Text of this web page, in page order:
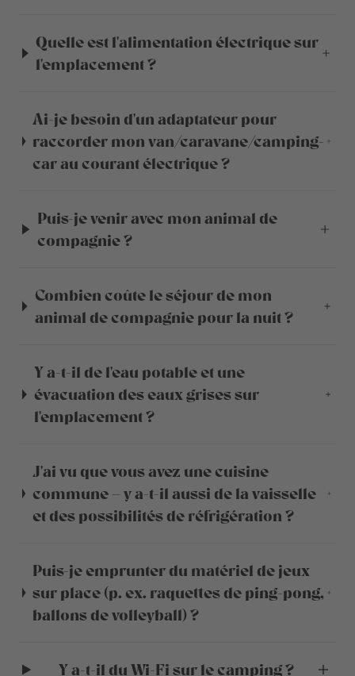
Quelle est l'alimentation électrique sur
l'emplacement ?
Ai-je besoin d'un adaptateur pour
raccorder mon van/caravane/camping-
car au courant électrique ?
Puis-je venir avec mon animal de
compagnie ?
Combien coûte le séjour de mon
animal de compagnie pour la nuit ?
Y a-t-il de l'eau potable et une
évacuation des eaux grises sur
l'emplacement ?
J'ai vu que vous avez une cuisine
commune – y a-t-il aussi de la vaisselle
et des possibilités de réfrigération ?
Puis-je emprunter du matériel de jeux
sur place (p. ex. raquettes de ping-pong,
ballons de volleyball) ?
Y a-t-il du Wi-Fi sur le camping ?